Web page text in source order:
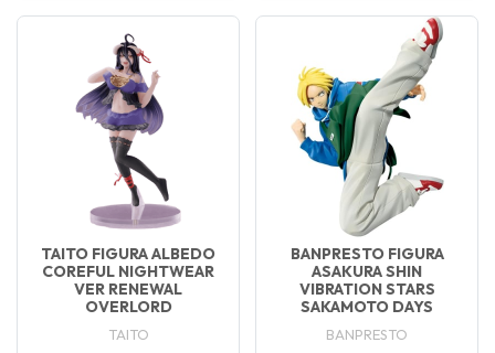
TAITO FIGURA ALBEDO
COREFUL NIGHTWEAR
VER RENEWAL
OVERLORD
TAITO
BANPRESTO FIGURA
ASAKURA SHIN
VIBRATION STARS
SAKAMOTO DAYS
BANPRESTO